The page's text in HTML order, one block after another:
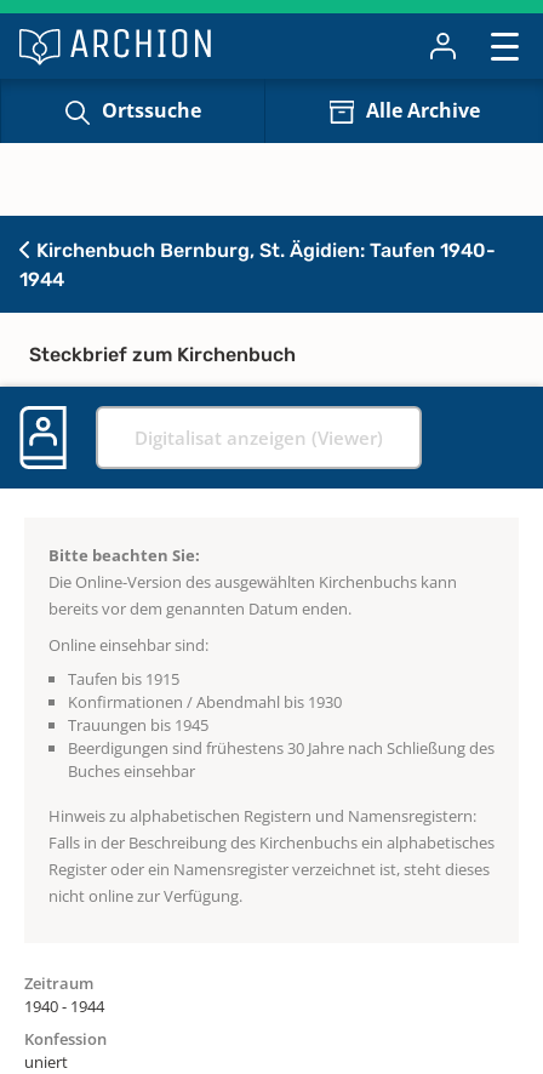
Ortssuche Alle Archive
Kirchenbuch Bernburg, St. Ägidien: Taufen 1940-
1944
Steckbrief zum Kirchenbuch
Digitalisat anzeigen (Viewer)
Bitte beachten Sie:
Die Online-Version des ausgewählten Kirchenbuchs kann
bereits vor dem genannten Datum enden.
Online einsehbar sind:
Taufen bis 1915
Konfirmationen / Abendmahl bis 1930
Trauungen bis 1945
Beerdigungen sind frühestens 30 Jahre nach Schließung des
Buches einsehbar
Hinweis zu alphabetischen Registern und Namensregistern:
Falls in der Beschreibung des Kirchenbuchs ein alphabetisches
Register oder ein Namensregister verzeichnet ist, steht dieses
nicht online zur Verfügung.
Zeitraum
1940 - 1944
Konfession
uniert